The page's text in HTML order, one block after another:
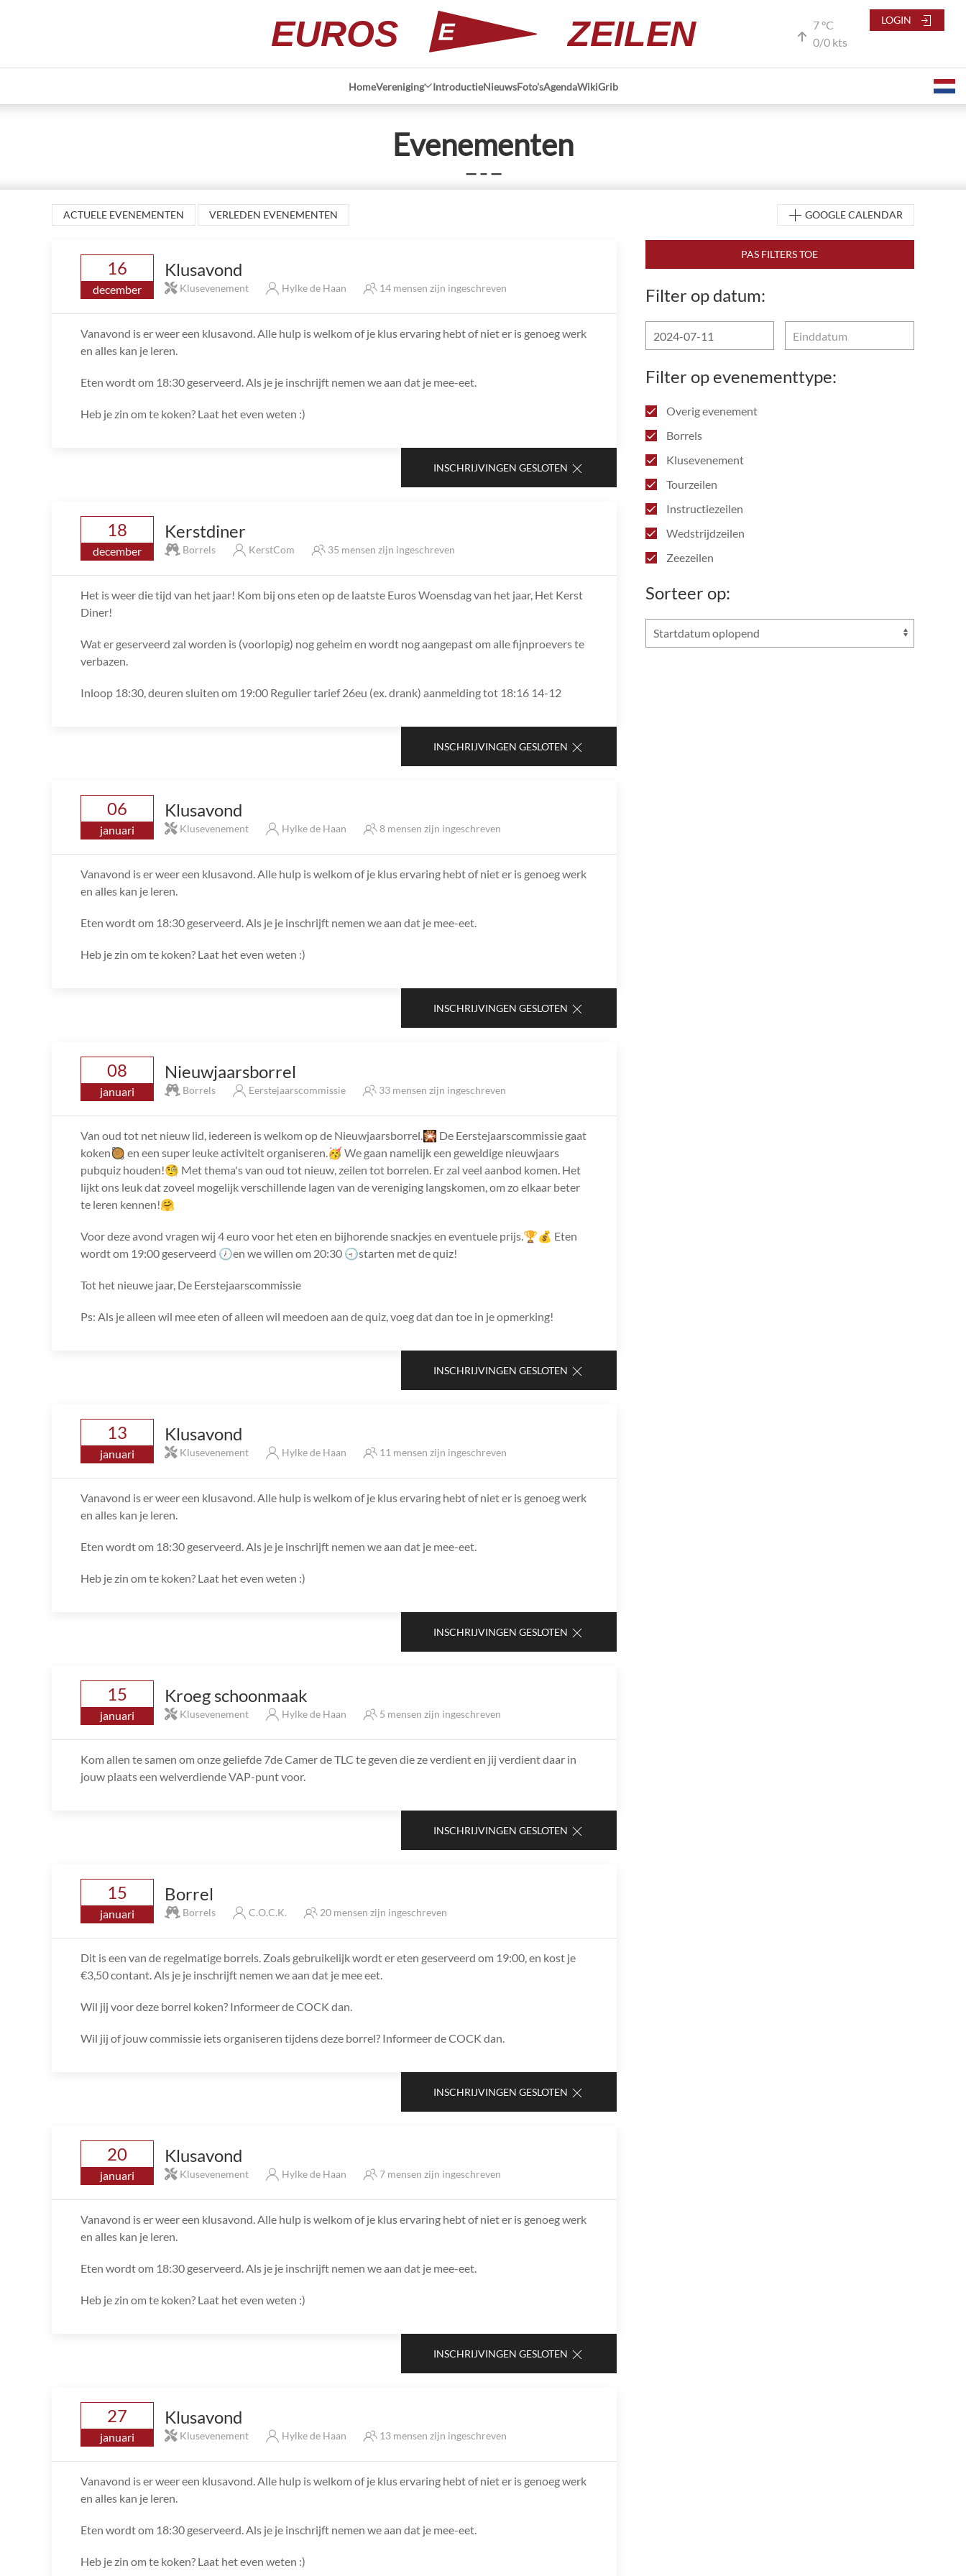
7 °C
0/0 kts
EUROS ZEILEN
HomeVereniging IntroductieNieuwsFoto'sAgendaWikiGrib
LOGIN
Evenementen
— – —
ACTUELE EVENEMENTEN VERLEDEN EVENEMENTEN GOOGLE CALENDAR
Filter op datum:
Filter op evenementtype:
Overig evenement
Borrels
Klusevenement
Tourzeilen
Instructiezeilen
Wedstrijdzeilen
Zeezeilen
Sorteer op:
16
december
Klusavond
Klusevenement Hylke de Haan 14 mensen zijn ingeschreven
Vanavond is er weer een klusavond. Alle hulp is welkom of je klus ervaring hebt of niet er is genoeg werk
en alles kan je leren.
Eten wordt om 18:30 geserveerd. Als je je inschrijft nemen we aan dat je mee-eet.
Heb je zin om te koken? Laat het even weten :)
INSCHRIJVINGEN GESLOTEN
18
december
Kerstdiner
Borrels KerstCom 35 mensen zijn ingeschreven
Het is weer die tijd van het jaar! Kom bij ons eten op de laatste Euros Woensdag van het jaar, Het Kerst
Diner!
Wat er geserveerd zal worden is (voorlopig) nog geheim en wordt nog aangepast om alle fijnproevers te
verbazen.
Inloop 18:30, deuren sluiten om 19:00 Regulier tarief 26eu (ex. drank) aanmelding tot 18:16 14-12
INSCHRIJVINGEN GESLOTEN
06
januari
Klusavond
Klusevenement Hylke de Haan 8 mensen zijn ingeschreven
Vanavond is er weer een klusavond. Alle hulp is welkom of je klus ervaring hebt of niet er is genoeg werk
en alles kan je leren.
Eten wordt om 18:30 geserveerd. Als je je inschrijft nemen we aan dat je mee-eet.
Heb je zin om te koken? Laat het even weten :)
INSCHRIJVINGEN GESLOTEN
08
januari
Nieuwjaarsborrel
Borrels Eerstejaarscommissie 33 mensen zijn ingeschreven
Van oud tot net nieuw lid, iedereen is welkom op de Nieuwjaarsborrel.🎇 De Eerstejaarscommissie gaat
koken🥘 en een super leuke activiteit organiseren.🥳 We gaan namelijk een geweldige nieuwjaars
pubquiz houden!🧐 Met thema's van oud tot nieuw, zeilen tot borrelen. Er zal veel aanbod komen. Het
lijkt ons leuk dat zoveel mogelijk verschillende lagen van de vereniging langskomen, om zo elkaar beter
te leren kennen!🤗
Voor deze avond vragen wij 4 euro voor het eten en bijhorende snackjes en eventuele prijs.🏆💰 Eten
wordt om 19:00 geserveerd 🕖en we willen om 20:30 🕣starten met de quiz!
Tot het nieuwe jaar, De Eerstejaarscommissie
Ps: Als je alleen wil mee eten of alleen wil meedoen aan de quiz, voeg dat dan toe in je opmerking!
INSCHRIJVINGEN GESLOTEN
13
januari
Klusavond
Klusevenement Hylke de Haan 11 mensen zijn ingeschreven
Vanavond is er weer een klusavond. Alle hulp is welkom of je klus ervaring hebt of niet er is genoeg werk
en alles kan je leren.
Eten wordt om 18:30 geserveerd. Als je je inschrijft nemen we aan dat je mee-eet.
Heb je zin om te koken? Laat het even weten :)
INSCHRIJVINGEN GESLOTEN
15
januari
Kroeg schoonmaak
Klusevenement Hylke de Haan 5 mensen zijn ingeschreven
Kom allen te samen om onze geliefde 7de Camer de TLC te geven die ze verdient en jij verdient daar in
jouw plaats een welverdiende VAP-punt voor.
INSCHRIJVINGEN GESLOTEN
15
januari
Borrel
Borrels C.O.C.K. 20 mensen zijn ingeschreven
Dit is een van de regelmatige borrels. Zoals gebruikelijk wordt er eten geserveerd om 19:00, en kost je
€3,50 contant. Als je je inschrijft nemen we aan dat je mee eet.
Wil jij voor deze borrel koken? Informeer de COCK dan.
Wil jij of jouw commissie iets organiseren tijdens deze borrel? Informeer de COCK dan.
INSCHRIJVINGEN GESLOTEN
20
januari
Klusavond
Klusevenement Hylke de Haan 7 mensen zijn ingeschreven
Vanavond is er weer een klusavond. Alle hulp is welkom of je klus ervaring hebt of niet er is genoeg werk
en alles kan je leren.
Eten wordt om 18:30 geserveerd. Als je je inschrijft nemen we aan dat je mee-eet.
Heb je zin om te koken? Laat het even weten :)
INSCHRIJVINGEN GESLOTEN
27
januari
Klusavond
Klusevenement Hylke de Haan 13 mensen zijn ingeschreven
Vanavond is er weer een klusavond. Alle hulp is welkom of je klus ervaring hebt of niet er is genoeg werk
en alles kan je leren.
Eten wordt om 18:30 geserveerd. Als je je inschrijft nemen we aan dat je mee-eet.
Heb je zin om te koken? Laat het even weten :)